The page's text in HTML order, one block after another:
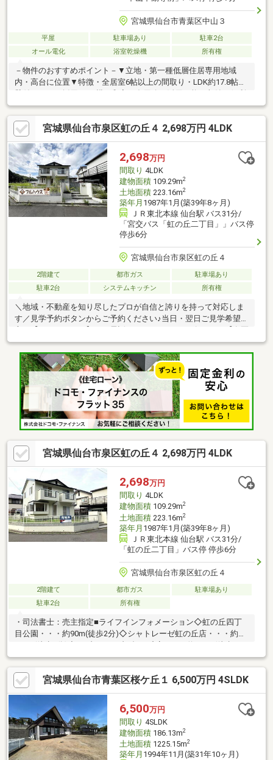
宮城県仙台市青葉区中山３
平屋 駐車場あり
駐車2台
オール電化
浴室乾燥機 所有権
－物件のおすすめポイント－▼立地・第一種低層住居専用地域
内・高台に位置▼特徴・全居室6帖以上の間取り・LDK約17.8帖、
なWICを設置・季節物など集約可能な屋根裏収納有・南東側に庭
があり、日照・通風良好・駐車2台可能(車種制限有)・前面道路幅
員は約6mにつき、車の出入りが比較的スムーズ▼周辺環境・月急
山公園 徒歩4分(約300m)※駐車可能車種に関しましてはお問い合わ
せください■ ご希望の住まい探しをお手伝いします
━━━━━・・・物件の詳細・ご相談はお気軽にお問い合わせく
ださい。
宮城県仙台市泉区虹の丘４ 2,698万円 4LDK
2,698万円
間取り 4LDK
建物面積109.29m2
土地面積223.16m2
築年月 1987年1月(築39年8ヶ月)
ＪＲ東北本線 仙台駅 バス31分/
「宮交バス「虹の丘二丁目」」バス停
停歩6分
宮城県仙台市泉区虹の丘４
2階建て 都市ガス
駐車場あり
駐車2台
システムキッチン 所有権
＼地域・不動産を知り尽したプロが自信と誇りを持って対応しま
す／見学予約ボタンからご予約ください♪当日・翌日ご見学希望の
虹の丘4丁目】の魅力／・経済的な都市ガス住宅・敷地広々約67
坪・南西角地・みやぎ生協虹の丘店 徒歩6分・セブンイレブン仙
台虹の丘店 徒歩6分・虹の丘保育園 徒歩11分・駐車が苦手な
方に嬉しい前面約6.2ｍ道路に面した住まい・駐車スペース2台・
全居室6帖以上のゆったりとした間取り※現況と相違する場合は現
況優先とします。
宮城県仙台市泉区虹の丘４ 2,698万円 4LDK
2,698万円
間取り 4LDK
建物面積109.29m2
土地面積223.16m2
築年月 1987年1月(築39年8ヶ月)
ＪＲ東北本線 仙台駅 バス31分/
「虹の丘二丁目」バス停 停歩6分
宮城県仙台市泉区虹の丘４
2階建て 都市ガス
駐車場あり
駐車2台
所有権
・司法書士：売主指定■ライフインフォメーション◇虹の丘四丁
目公園・・・約90m(徒歩2分)◇シャトレーゼ虹の丘店・・・約
分)◇コインランドリー・・・約450m(約6分)■リフォーム内容
(2025年5月完工)＜1F＞全室クロス張替、和室：畳入替、障子・襖
張替、システムキッチン・シャワートイレ・浴槽入替、換気扇入
替、各所フロアスイッチ入替、LDKフローリング張替 ＜2F＞全
室クロス張替、和室：畳入替、クッションフロア張替 ＜1F・2F
＞フロアタイル増し張り、各所ダウンライト取付、クリーニン
グ、白蟻消毒 ＜外装＞屋根…
宮城県仙台市青葉区桜ケ丘１ 6,500万円 4SLDK
6,500万円
間取り 4SLDK
建物面積186.13m2
土地面積1225.15m2
築年月 1994年11月(築31年10ヶ月)